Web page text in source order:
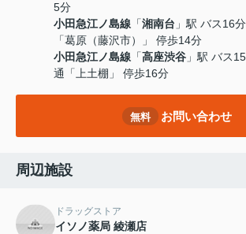
5分
小田急江ノ島線 「湘南台 」駅 バス16
「葛原（藤沢市）」 停歩14分
小田急江ノ島線 「高座渋谷 」駅 バス
通「上土棚」 停歩16分
無料 お問い合わせ
周辺施設
ドラッグストア
イソノ薬局 綾瀬店